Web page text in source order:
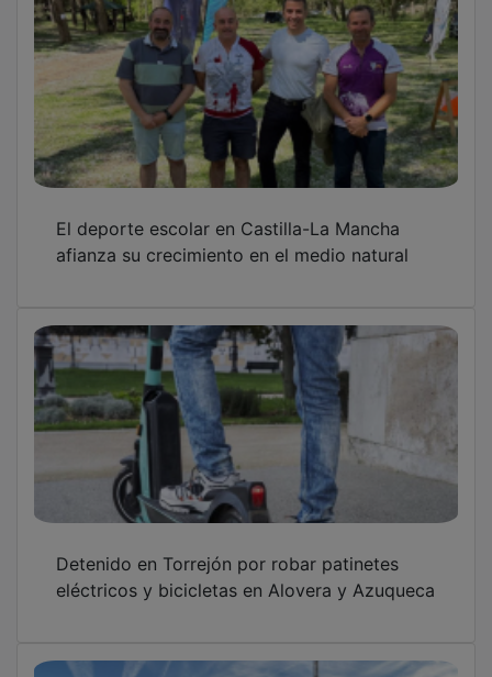
Detenido en Torrejón por robar patinetes
eléctricos y bicicletas en Alovera y Azuqueca
El Sigüenza, a un paso del sueño del ascenso
a Preferente